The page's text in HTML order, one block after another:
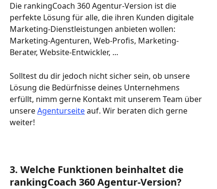
Die rankingCoach 360 Agentur-Version ist die
perfekte Lösung für alle, die ihren Kunden digitale
Marketing-Dienstleistungen anbieten wollen:
Marketing-Agenturen, Web-Profis, Marketing-
Berater, Website-Entwickler, ...
Solltest du dir jedoch nicht sicher sein, ob unsere
Lösung die Bedürfnisse deines Unternehmens
erfüllt, nimm gerne Kontakt mit unserem Team über
unsere Agenturseite auf. Wir beraten dich gerne
weiter!
3. Welche Funktionen beinhaltet die
rankingCoach 360 Agentur-Version?